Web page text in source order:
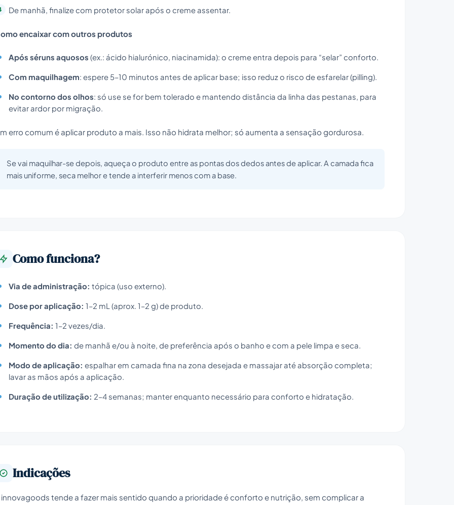
De manhã, finalize com protetor solar após o creme assentar.
encaixar com outros produtos
Após séruns aquosos (ex.: ácido hialurónico, niacinamida): o creme entra depois para “selar” conforto.
Com maquilhagem: espere 5–10 minutos antes de aplicar base; isso reduz o risco de esfarelar (pilling).
No contorno dos olhos: só use se for bem tolerado e mantendo distância da linha das pestanas, para
evitar ardor por migração.
erro comum é aplicar produto a mais. Isso não hidrata melhor; só aumenta a sensação gordurosa.
Se vai maquilhar-se depois, aqueça o produto entre as pontas dos dedos antes de aplicar. A camada fica
mais uniforme, seca melhor e tende a interferir menos com a base.
Como funciona?
Via de administração: tópica (uso externo).
Dose por aplicação: 1–2 mL (aprox. 1–2 g) de produto.
Frequência: 1–2 vezes/dia.
Momento do dia: de manhã e/ou à noite, de preferência após o banho e com a pele limpa e seca.
Modo de aplicação: espalhar em camada fina na zona desejada e massajar até absorção completa;
lavar as mãos após a aplicação.
Duração de utilização: 2–4 semanas; manter enquanto necessário para conforto e hidratação.
Indicações
innovagoods tende a fazer mais sentido quando a prioridade é conforto e nutrição, sem complicar a